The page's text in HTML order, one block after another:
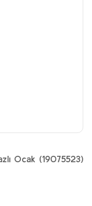
Ocak (19075523)